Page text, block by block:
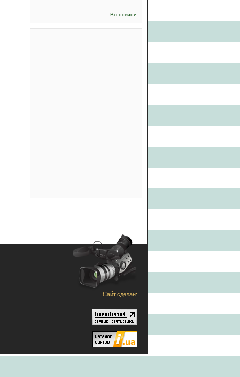
Всі новини
Сайт сделан: